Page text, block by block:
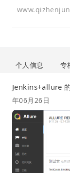
个人信息 专
Jenkins+allure
年06月26日